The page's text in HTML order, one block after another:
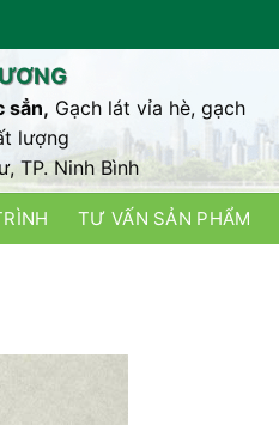
sẳn, Gạch lát vỉa hè, gạch
lượng
TP. Ninh Bình
TƯ VẤN SẢN PHẨM